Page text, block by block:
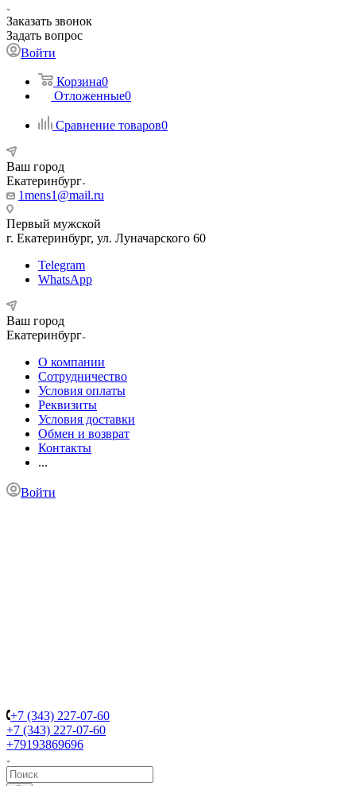
Заказать звонок
Задать вопрос
Войти
Корзина0
Отложенные0
Сравнение товаров0
Ваш город
Екатеринбург
1mens1@mail.ru
Первый мужской
г. Екатеринбург, ул. Луначарского 60
Telegram
WhatsApp
Ваш город
Екатеринбург
О компании
Сотрудничество
Условия оплаты
Реквизиты
Условия доставки
Обмен и возврат
Контакты
...
Войти
+7 (343) 227-07-60
+7 (343) 227-07-60
+79193869696